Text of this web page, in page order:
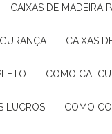
CAIXAS DE MADEIRA
CAIXAS
COMO
LUCROS COMO